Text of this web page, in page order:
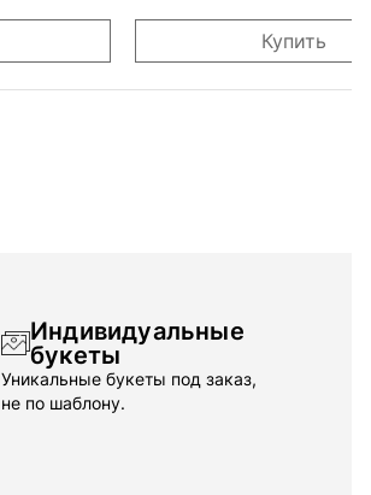
Купить
Индивидуальные
букеты
Уникальные букеты под заказ,
не по шаблону.